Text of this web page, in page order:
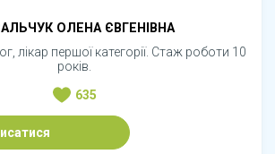
ОЛЕНА ЄВГЕНІВНА
лікар першої категорії. Стаж роботи 10
років.
635